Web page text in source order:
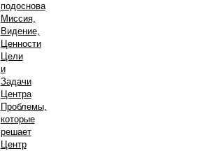
подоснова
Миссия,
Видение,
Ценности
Цели
и
Задачи
Центра
Проблемы,
которые
решает
Центр